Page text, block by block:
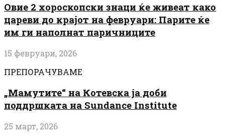
Овие 2 хороскопски знаци ќе живеат како
цареви до крајот на февруари: Парите ќе
им ги наполнат паричниците
15 февруари, 2026
ПРЕПОРАЧУВАМЕ
„Мамутите“ на Котевска ја доби
поддршката на Sundance Institute
25 март, 2026